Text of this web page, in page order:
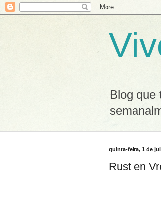
Blog que
quinta-feira, 1 de
Rust en